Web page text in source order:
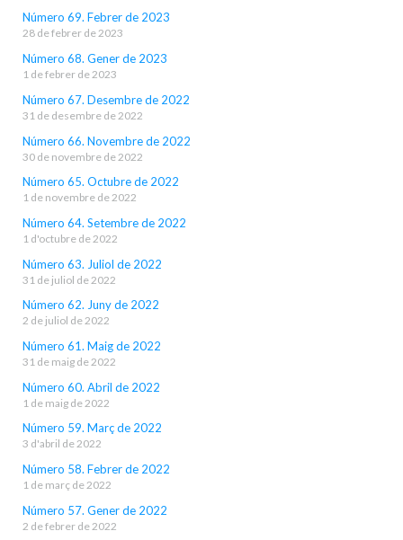
Número 69. Febrer de 2023
28 de febrer de 2023
Número 68. Gener de 2023
1 de febrer de 2023
Número 67. Desembre de 2022
31 de desembre de 2022
Número 66. Novembre de 2022
30 de novembre de 2022
Número 65. Octubre de 2022
1 de novembre de 2022
Número 64. Setembre de 2022
1 d'octubre de 2022
Número 63. Juliol de 2022
31 de juliol de 2022
Número 62. Juny de 2022
2 de juliol de 2022
Número 61. Maig de 2022
31 de maig de 2022
Número 60. Abril de 2022
1 de maig de 2022
Número 59. Març de 2022
3 d'abril de 2022
Número 58. Febrer de 2022
1 de març de 2022
Número 57. Gener de 2022
2 de febrer de 2022